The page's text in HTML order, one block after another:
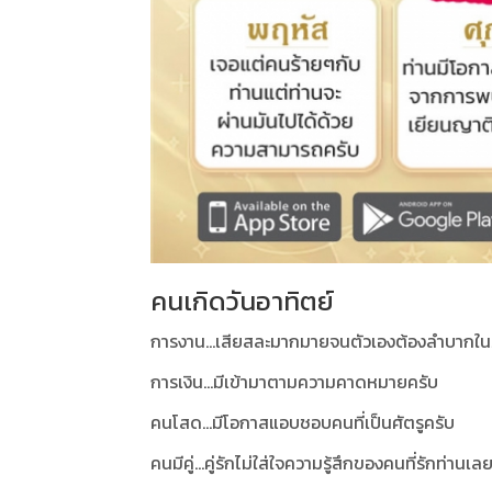
คนเกิดวันอาทิตย์
การงาน...เสียสละมากมายจนตัวเองต้องลำบาก
การเงิน...มีเข้ามาตามความคาดหมายครับ
คนโสด...มีโอกาสแอบชอบคนที่เป็นศัตรูครับ
คนมีคู่...คู่รักไม่ใส่ใจความรู้สึกของคนที่รักท่านเล